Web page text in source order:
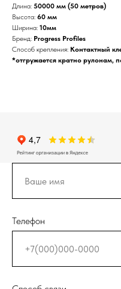
Длина: 50000 мм (50 метров)
Высота: 60 мм
Ширина: 10мм
Бренд: Progress Profiles
Способ крепления: Контактный
*отгружается кратно рулонам,
Телефон